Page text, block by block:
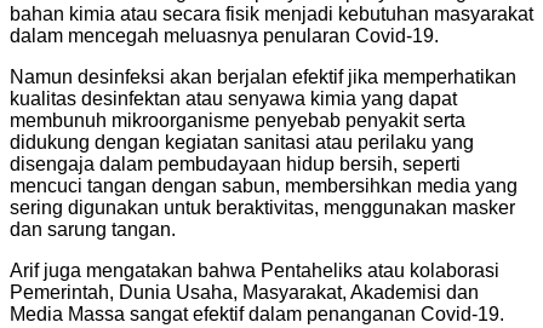
bahan kimia atau secara fisik menjadi kebutuhan masyarakat
dalam mencegah meluasnya penularan Covid-19.
Namun desinfeksi akan berjalan efektif jika memperhatikan
kualitas desinfektan atau senyawa kimia yang dapat
membunuh mikroorganisme penyebab penyakit serta
didukung dengan kegiatan sanitasi atau perilaku yang
disengaja dalam pembudayaan hidup bersih, seperti
mencuci tangan dengan sabun, membersihkan media yang
sering digunakan untuk beraktivitas, menggunakan masker
dan sarung tangan.
Arif juga mengatakan bahwa Pentaheliks atau kolaborasi
Pemerintah, Dunia Usaha, Masyarakat, Akademisi dan
Media Massa sangat efektif dalam penanganan Covid-19.